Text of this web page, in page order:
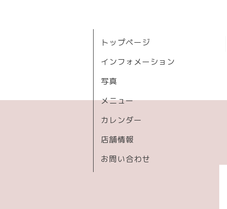
トップページ
インフォメーション
写真
メニュー
カレンダー
店舗情報
お問い合わせ